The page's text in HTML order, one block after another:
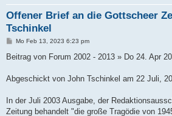
Offener Brief an die Gottscheer
Tschinkel
B
i
a
g
Mo Feb 13, 2023 6:23 pm
Beitrag von Forum 2002 - 2013 » Do 24. Apr
Abgeschickt von John Tschinkel am 22 Juli,
In der Juli 2003 Ausgabe, der
Zeitung behandelt "die große Tragödie von